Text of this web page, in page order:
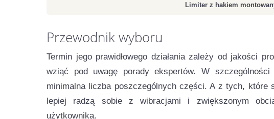
Limiter z hakiem
Przewodnik wyboru
Termin jego prawidłowego działania zależy od jakości
wziąć pod uwagę porady ekspertów. W
minimalna liczba poszczególnych części. A z tych, które
lepiej radzą sobie z wibracjami i zwiększonym
użytkownika.